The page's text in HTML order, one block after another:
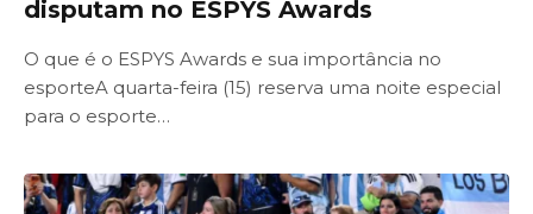
disputam no ESPYS Awards
O que é o ESPYS Awards e sua importância no
esporteA quarta-feira (15) reserva uma noite especial
para o esporte…